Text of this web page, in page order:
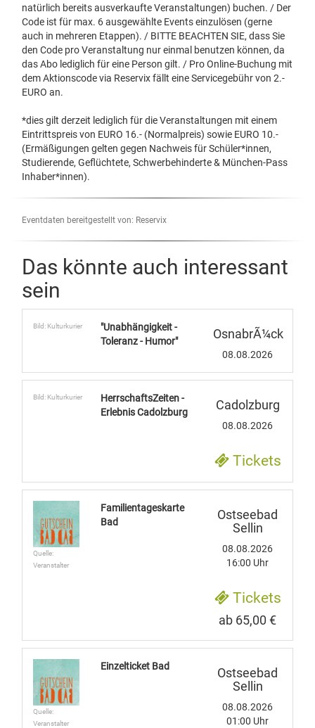
natürlich bereits ausverkaufte Veranstaltungen) buchen. / Der
Code ist für max. 6 ausgewählte Events einzulösen (gerne
auch in mehreren Etappen). / BITTE BEACHTEN SIE, dass Sie
den Code pro Veranstaltung nur einmal benutzen können, da
das Abo lediglich für eine Person gilt. / Pro Online-Buchung mit
dem Aktionscode via Reservix fällt eine Servicegebühr von 2.-
EURO an.
*dies gilt derzeit lediglich für die Veranstaltungen mit einem
Eintrittspreis von EURO 16.- (Normalpreis) sowie EURO 10.-
(Ermäßigungen gelten gegen Nachweis für Schüler*innen,
Studierende, Geflüchtete, Schwerbehinderte & München-Pass
Inhaber*innen).
Eventdaten bereitgestellt von: Reservix
Das könnte auch interessant
sein
Bild: Kulturkurier
"Unabhängigkeit -
Toleranz - Humor"
OsnabrÃ¼ck
08.08.2026
Bild: Kulturkurier
HerrschaftsZeiten -
Erlebnis Cadolzburg
Cadolzburg
08.08.2026
Tickets
Quelle:
Veranstalter
Familientageskarte
Bad
Ostseebad
Sellin
08.08.2026
16:00 Uhr
Tickets
ab 65,00 €
Quelle:
Veranstalter
Einzelticket Bad
Ostseebad
Sellin
08.08.2026
01:00 Uhr